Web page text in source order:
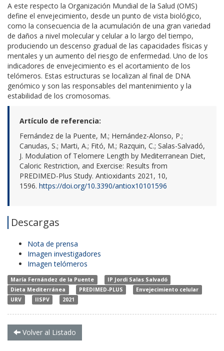
A este respecto la Organización Mundial de la Salud (OMS)
define el envejecimiento, desde un punto de vista biológico,
como la consecuencia de la acumulación de una gran variedad
de daños a nivel molecular y celular a lo largo del tiempo,
produciendo un descenso gradual de las capacidades físicas y
mentales y un aumento del riesgo de enfermedad. Uno de los
indicadores de envejecimiento es el acortamiento de los
telómeros. Estas estructuras se localizan al final de DNA
genómico y son las responsables del mantenimiento y la
estabilidad de los cromosomas.
Artículo de referencia:
Fernández de la Puente, M.; Hernández-Alonso, P.;
Canudas, S.; Marti, A.; Fitó, M.; Razquin, C.; Salas-Salvadó,
J. Modulation of Telomere Length by Mediterranean Diet,
Caloric Restriction, and Exercise: Results from
PREDIMED-Plus Study. Antioxidants 2021, 10,
1596. https://doi.org/10.3390/antiox10101596
Descargas
Nota de prensa
Imagen investigadores
Imagen telómeros
María Fernández de la Puente
IP Jordi Salas Salvadó
Dieta Mediterránea
PREDIMED-PLUS
Envejecimiento celular
URV
IISPV 2021
Volver al Listado